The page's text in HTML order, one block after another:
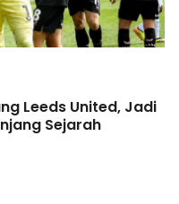
Leeds United, Jadi
Sejarah